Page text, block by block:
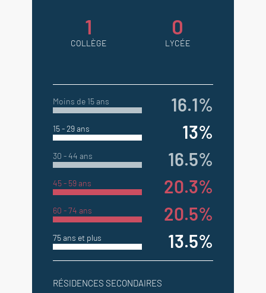
1
COLLÈGE
0
LYCÉE
Moins de 15 ans 16.1%
15 - 29 ans 13%
30 - 44 ans 16.5%
45 - 59 ans 20.3%
60 - 74 ans 20.5%
75 ans et plus 13.5%
RÉSIDENCES SECONDAIRES